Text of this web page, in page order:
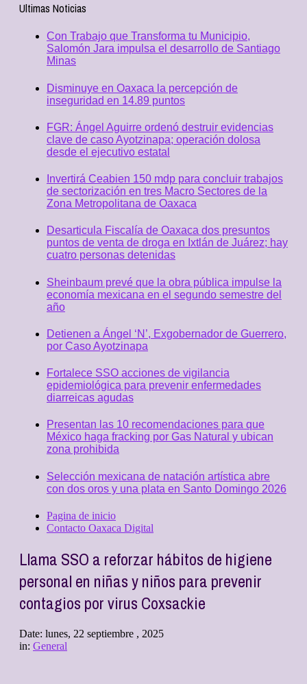
Ultimas Noticias
Con Trabajo que Transforma tu Municipio,
Salomón Jara impulsa el desarrollo de Santiago
Minas
Disminuye en Oaxaca la percepción de
inseguridad en 14.89 puntos
FGR: Ángel Aguirre ordenó destruir evidencias
clave de caso Ayotzinapa; operación dolosa
desde el ejecutivo estatal
Invertirá Ceabien 150 mdp para concluir trabajos
de sectorización en tres Macro Sectores de la
Zona Metropolitana de Oaxaca
Desarticula Fiscalía de Oaxaca dos presuntos
puntos de venta de droga en Ixtlán de Juárez; hay
cuatro personas detenidas
Sheinbaum prevé que la obra pública impulse la
economía mexicana en el segundo semestre del
año
Detienen a Ángel ‘N’, Exgobernador de Guerrero,
por Caso Ayotzinapa
Fortalece SSO acciones de vigilancia
epidemiológica para prevenir enfermedades
diarreicas agudas
Presentan las 10 recomendaciones para que
México haga fracking por Gas Natural y ubican
zona prohibida
Selección mexicana de natación artística abre
con dos oros y una plata en Santo Domingo 2026
Pagina de inicio
Contacto Oaxaca Digital
Llama SSO a reforzar hábitos de higiene
personal en niñas y niños para prevenir
contagios por virus Coxsackie
Date: lunes, 22 septiembre , 2025
in: General